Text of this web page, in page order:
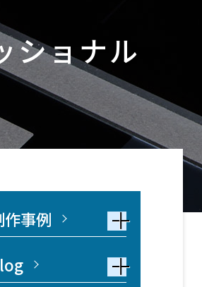
ショナル
作事例